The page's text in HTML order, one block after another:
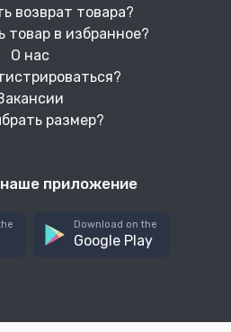
возврат товара?
товар в избранное?
О нас
размер?
приложение
Download on the
Google Play